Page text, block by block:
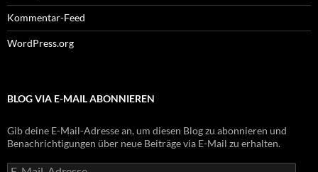
Kommentar-Feed
WordPress.org
BLOG VIA E-MAIL ABONNIEREN
Gib deine E-Mail-Adresse an, um diesen Blog zu abonnieren und
Benachrichtigungen über neue Beiträge via E-Mail zu erhalten.
E-